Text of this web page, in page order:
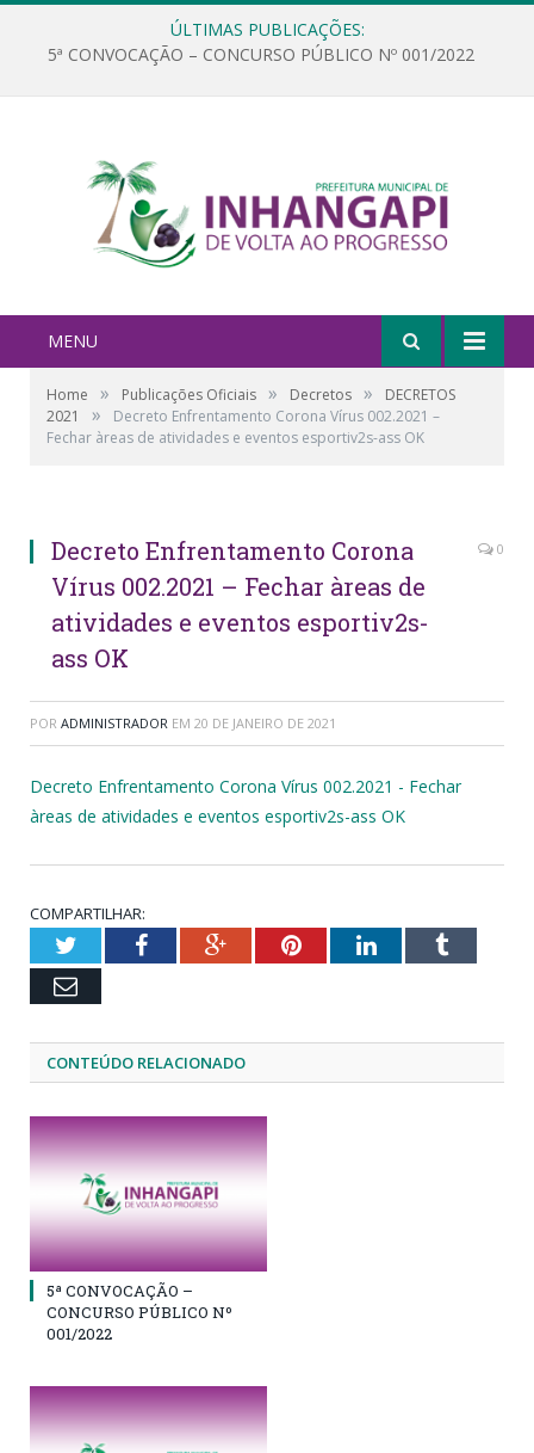
ÚLTIMAS PUBLICAÇÕES:
5ª CONVOCAÇÃO – CONCURSO PÚBLICO Nº 001/2022
MENU
Home » Publicações Oficiais » Decretos »
DECRETOS
2021
»
Decreto Enfrentamento Corona Vírus 002.2021 –
Fechar àreas de atividades e eventos esportiv2s-ass OK
Decreto Enfrentamento Corona
Vírus 002.2021 – Fechar àreas de
atividades e eventos esportiv2s-
ass OK
0
POR ADMINISTRADOR EM 20 DE JANEIRO DE 2021
Decreto Enfrentamento Corona Vírus 002.2021 - Fechar
àreas de atividades e eventos esportiv2s-ass OK
COMPARTILHAR:
TwitterFacebookGoogle+PinterestLinkedInTumblr
Email
CONTEÚDO RELACIONADO
5ª CONVOCAÇÃO –
CONCURSO PÚBLICO Nº
001/2022